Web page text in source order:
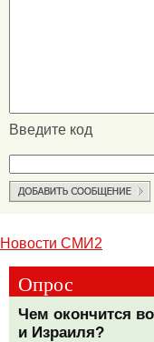
Введите код
Новости СМИ2
Опрос
Чем окончится
и Израиля?